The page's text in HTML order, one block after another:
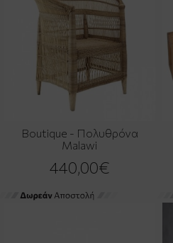
Boutique - Πολυθρόνα
Malawi
440,00€